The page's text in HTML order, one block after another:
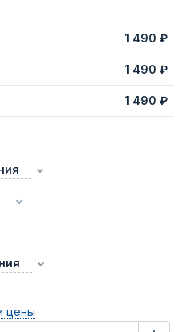
1 490 ₽
1 490 ₽
1 490 ₽
цены